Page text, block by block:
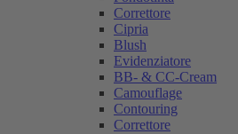
Correttore
Cipria
Blush
Evidenziatore
BB- & CC-Cream
Camouflage
Contouring
Correttore